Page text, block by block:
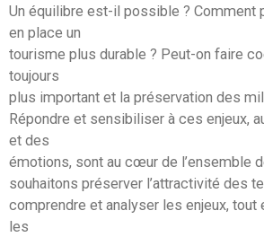
Un équilibre est-il possible ? Comment
en place un
tourisme plus durable ? Peut-on faire
toujours
plus important et la préservation des
Répondre et sensibiliser à ces enjeux,
et des
émotions, sont au cœur de l’ensemble
souhaitons préserver l’attractivité des
comprendre et analyser les enjeux, tout
les